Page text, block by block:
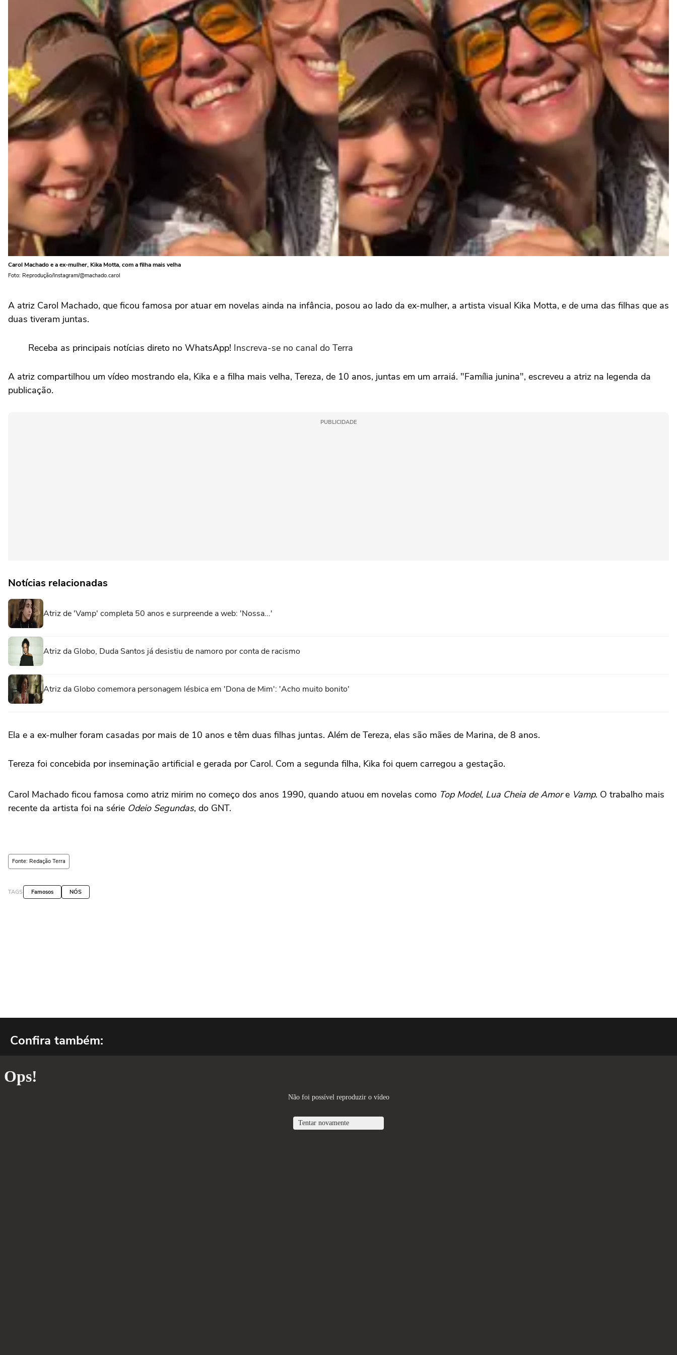
Carol Machado e a ex-mulher, Kika Motta, com a filha mais velha
Foto: Reprodução/Instagram/@machado.carol
A atriz Carol Machado, que ficou famosa por atuar em novelas ainda na infância, posou ao lado da ex-mulher, a artista visual Kika Motta, e de uma das filhas que as
duas tiveram juntas.
Receba as principais notícias direto no WhatsApp! Inscreva-se no canal do Terra
A atriz compartilhou um vídeo mostrando ela, Kika e a filha mais velha, Tereza, de 10 anos, juntas em um arraiá. "Família junina", escreveu a atriz na legenda da
publicação.
PUBLICIDADE
Notícias relacionadas
Atriz de 'Vamp' completa 50 anos e surpreende a web: 'Nossa...'
Atriz da Globo, Duda Santos já desistiu de namoro por conta de racismo
Atriz da Globo comemora personagem lésbica em 'Dona de Mim': 'Acho muito bonito'
Ela e a ex-mulher foram casadas por mais de 10 anos e têm duas filhas juntas. Além de Tereza, elas são mães de Marina, de 8 anos.
Tereza foi concebida por inseminação artificial e gerada por Carol. Com a segunda filha, Kika foi quem carregou a gestação.
Carol Machado ficou famosa como atriz mirim no começo dos anos 1990, quando atuou em novelas como Top Model, Lua Cheia de Amore Vamp. O trabalho mais
recente da artista foi na série Odeio Segundas, do GNT.
Fonte: Redação Terra
TAGS Famosos NÓS
Confira também: